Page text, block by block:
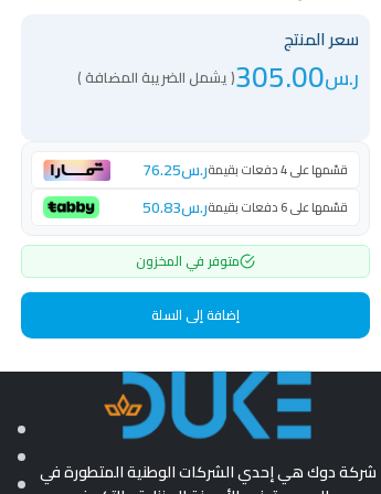
سعر المنتج
ر.س305.00( يشمل الضريبة المضافة )
قسّمها على 4 دفعات بقيمة ر.س76.25
قسّمها على 6 دفعات بقيمة ر.س50.83
متوفر في المخزون
إضافة إلى السلة
شركة دوك هي إحدي الشركات الوطنية المتطورة في